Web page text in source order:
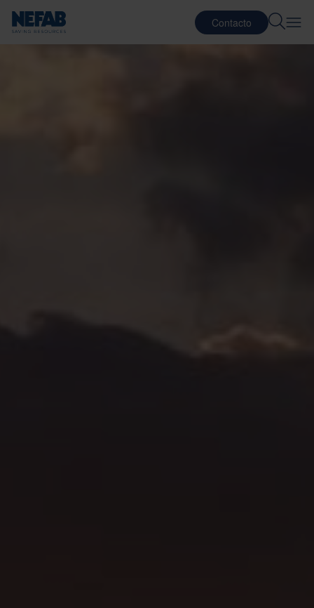
Contacto